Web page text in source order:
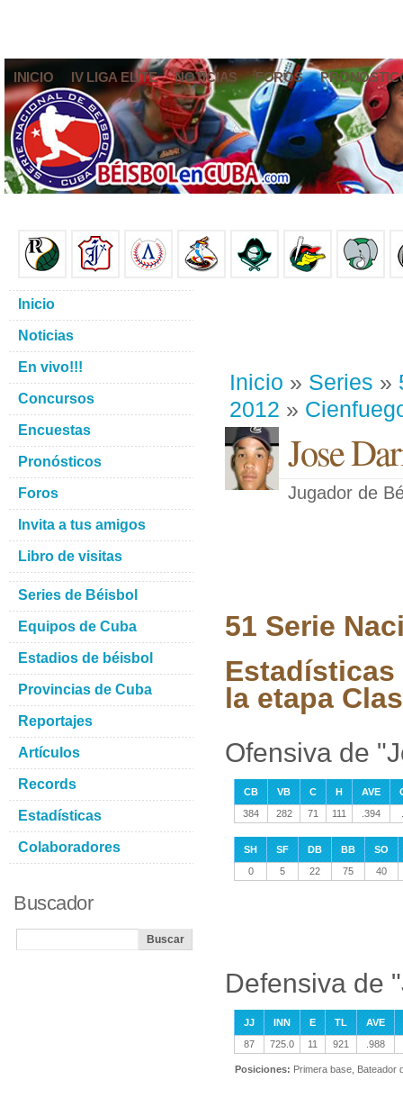
INICIO IV LIGA ELITE NOTICIAS FOROS
Inicio » Series »
2012 »
Jose
Jugador de
51 Serie
Estadísticas
la etapa
Ofensiva de
CB VB C H AVE
384
282 71 111 .394
SH SF DB BB
SO
0
5 22 75 40
Defensiva de
JJ INN E TL
AVE
87
725.0 11 921 .988
Posiciones: Primera base, Bateador
Inicio
Noticias
En vivo!!!
Concursos
Encuestas
Pronósticos
Foros
Invita a tus amigos
Libro de visitas
Series de Béisbol
Equipos de Cuba
Estadios de béisbol
Provincias de Cuba
Reportajes
Artículos
Records
Estadísticas
Colaboradores
Buscador